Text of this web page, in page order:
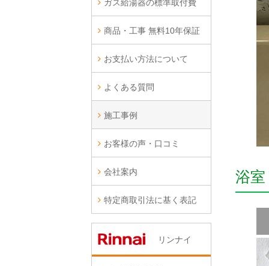
浴
ガス給湯器の標準取付費
商品・工事 無料10年保証
お支払い方法について
よくある質問
施工事例
お客様の声・口コミ
会社案内
特定商取引法に基く表記
リンナイ